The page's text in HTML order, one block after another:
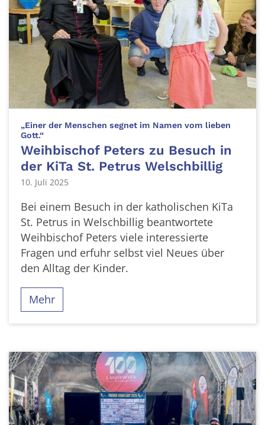
„Einer der Menschen segnet im Namen vom lieben
Gott.“:
Weihbischof Peters zu Besuch in
der KiTa St. Petrus Welschbillig
10. Juli 2025
Bei einem Besuch in der katholischen KiTa
St. Petrus in Welschbillig beantwortete
Weihbischof Peters viele interessierte
Fragen und erfuhr selbst viel Neues über
den Alltag der Kinder.
Mehr